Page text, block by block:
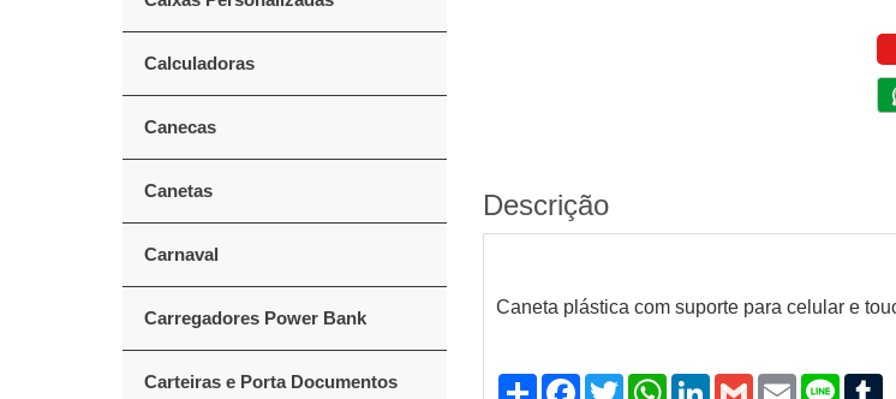
Calculadoras
Canecas
Canetas
Carnaval
Carregadores Power Bank
Carteiras e Porta Documentos
Descrição
Caneta plástica com suporte para celular e
Compartilhar
Facebook
TwitterWhatsApp
LinkedIn
GmailEmailLine